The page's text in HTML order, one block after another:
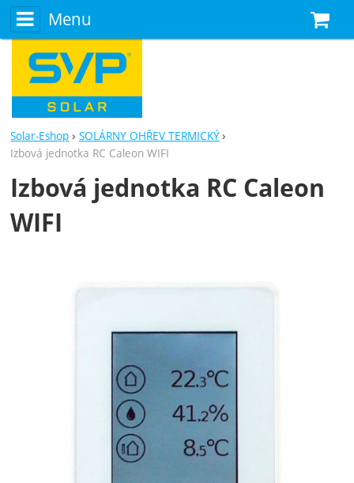
Menu
Solar-Eshop
SOLÁRNY OHŘEV TERMICKÝ
Izbová jednotka RC Caleon WIFI
Izbová jednotka RC Caleon
WIFI